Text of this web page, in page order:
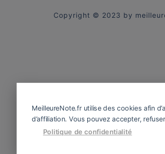
Copyright © 2023 by
Meilleure Note Store
MeilleureNote.fr utilise des cookies afin
d’affiliation. Vous pouvez accepter,
Politique de confidentialité